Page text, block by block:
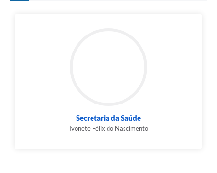
Secretaria da Saúde
Ivonete Félix do Nascimento